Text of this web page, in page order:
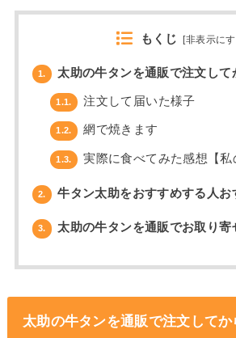
もくじ [非表示に
1. 太助の牛タンを通販で注文して
1.1. 注文して届いた様子
1.2. 網で焼きます
1.3. 実際に食べてみた感想【私
2. 牛タン太助をおすすめする人お
3. 太助の牛タンを通販でお取り寄
太助の牛タンを通販で注文して